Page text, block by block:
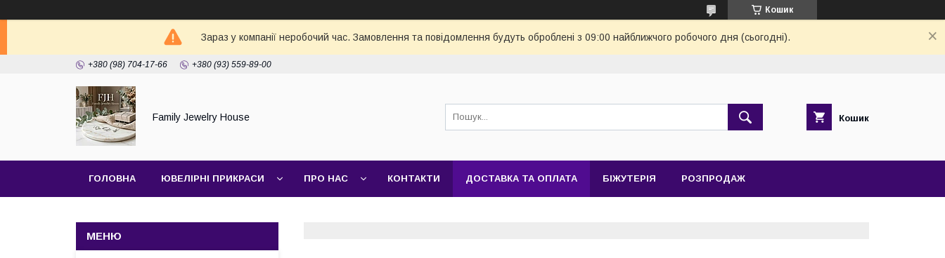
Кошик
Зараз у компанії неробочий час. Замовлення та повідомлення будуть оброблені з 09:00 найближчого робочого дня (сьогодні).
+380 (98) 704-17-66 +380 (93) 559-89-00
Family Jewelry House Кошик
ГОЛОВНА ЮВЕЛІРНІ ПРИКРАСИ ПРО НАС КОНТАКТИ ДОСТАВКА ТА ОПЛАТА БІЖУТЕРІЯ РОЗПРОДАЖ